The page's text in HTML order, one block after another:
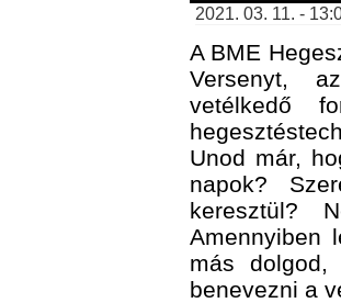
2021. 03. 11. -
A BME
Versenyt,
vetélkedő
Unod már,
napok?
keresztül?
Amennyiben
más
benevezni a